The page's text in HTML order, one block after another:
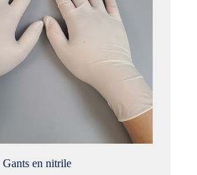
Gants en nitrile